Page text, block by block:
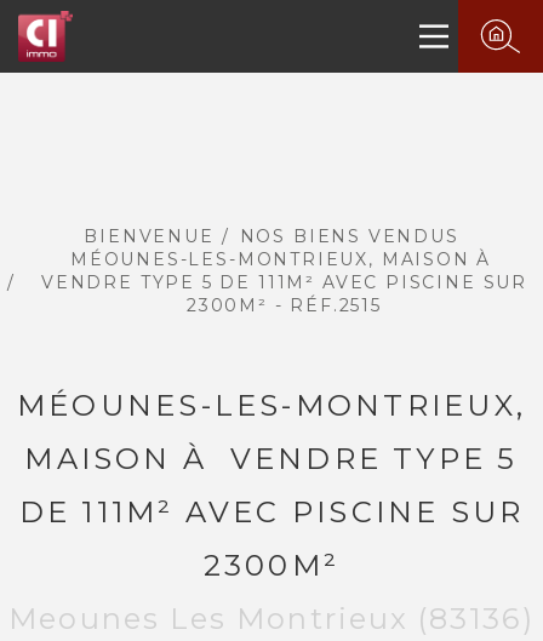
BIENVENUE
NOS BIENS VENDUS
MÉOUNES-LES-MONTRIEUX, MAISON À
VENDRE TYPE 5 DE 111M² AVEC PISCINE SUR
2300M² - RÉF.2515
MÉOUNES-LES-MONTRIEUX,
MAISON À VENDRE TYPE 5
DE 111M² AVEC PISCINE SUR
2300M²
Meounes Les Montrieux (83136)